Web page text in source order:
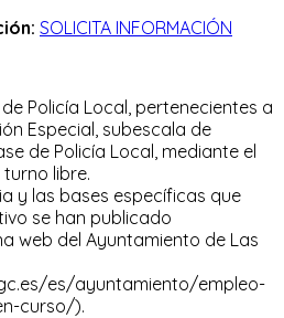
SOLICITA INFORMACIÓN
Policía Local, pertenecientes a
Especial, subescala de
de Policía Local, mediante el
libre.
y las bases específicas que
se han publicado
web del Ayuntamiento de Las
es/ayuntamiento/empleo-
curso/).